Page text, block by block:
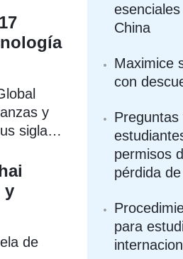
entre
y
siglas
y
de
China
Maximice
con
permisos
pérdida
para